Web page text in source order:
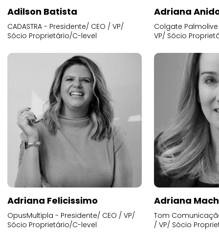
Adilson Batista
CADASTRA - Presidente/ CEO / VP/
Sócio Proprietário/C-level
Adriana
Colgate
VP/ Sócio
Adriana Felicissimo
OpusMultipla - Presidente/ CEO / VP/
Sócio Proprietário/C-level
Adriana
Tom
/ VP/ Sócio